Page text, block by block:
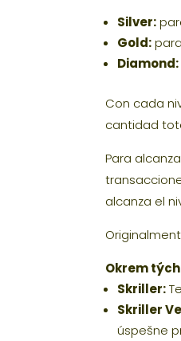
Silver:
Gold:
Diamond:
Con cada
cantidad
Para
alcanza el
Okrem
Skriller:
Skriller
úspešne